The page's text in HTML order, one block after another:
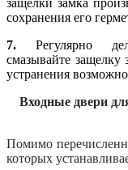
сохранения его
7. Регулярно
смазывайте защелку
устранения
Входные двери
Помимо
которых